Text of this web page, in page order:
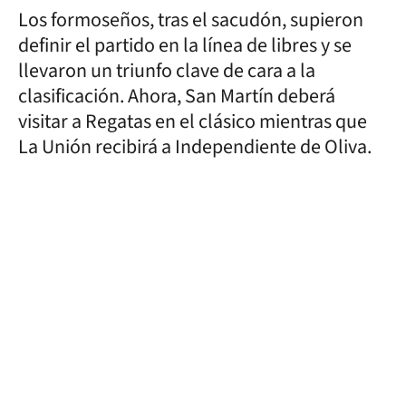
Los formoseños, tras el sacudón, supieron
definir el partido en la línea de libres y se
llevaron un triunfo clave de cara a la
clasificación. Ahora, San Martín deberá
visitar a Regatas en el clásico mientras que
La Unión recibirá a Independiente de Oliva.